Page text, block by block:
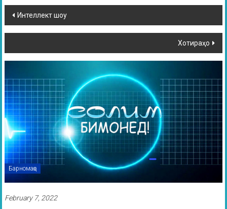
Интеллект шоу
Хотираҳо
Барномаҳо
February 7, 2022